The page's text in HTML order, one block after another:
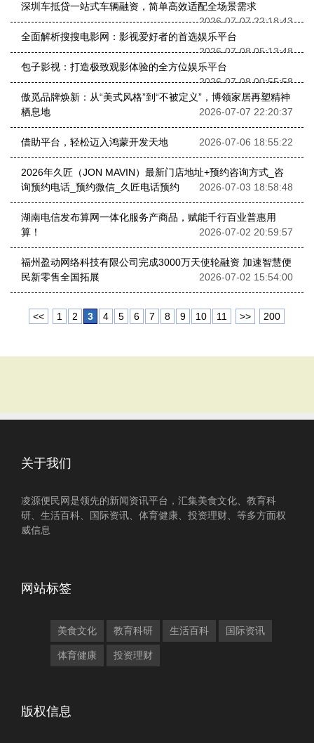
深圳车抵贷一站式车辆融资，简单高效适配全场景需求
2026-07-07 22:18:43
全面解析搜搜电影网：影视爱好者的首选娱乐平台
2026-07-08 05:13:48
包子影视：打造极致观影体验的全方位娱乐平台
2026-07-08 00:55:58
傲觅品牌焕新：从“美式风格”到“不被定义”，博领家居再塑精神
栖息地
2026-07-07 22:20:37
借助平台，轻松迈入鸿蒙开发天地 2026-07-06 18:55:22
2026年久匠（JON MAVIN）最新门店地址+预约咨询方式_咨
询预约电话_预约微信_久匠电话预约
2026-07-03 18:58:48
湖南电信发布算网一体化服务产商品，赋能千行百业普惠用
算！
2026-07-02 20:59:57
福州盈动网络科技有限公司完成3000万天使轮融资 加速智慧便
民新零售全国拓展
2026-07-02 15:54:00
<< 1 2 3 4 5 6 7 8 9 10 11 >> 200
关于我们
凌源便民网是领先的新闻资讯平台，汇集美食文化、教育科
研、生活百科、国际资讯、体育健康、投资理财、等多方面权
威信息
网站标签
美食文化 教育科研 生活百科 国际资讯
体育健康 投资理财
版权信息